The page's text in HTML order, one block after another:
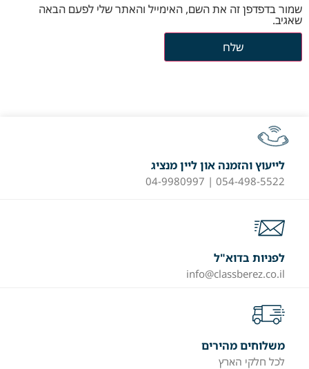
שמור בדפדפן זה את השם, האימייל והאתר שלי לפעם הבאה
שאגיב.
לייעוץ והזמנה און ליין מנציג
054-498-5522 | 04-9980997
לפניות בדוא"ל
info@classberez.co.il
משלוחים מהירים
לכל חלקי הארץ